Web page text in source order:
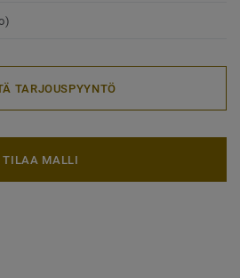
TARJOUSPYYNTÖ
TILAA MALLI